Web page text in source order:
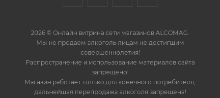
2026 © Онлайн витрина сети магазинов ALCOMAG.
Мы не продаем алкоголь лицам не достигшим
совершеннолетия!
Распространение и использование материалов сайта
запрещено!
Магазин работает только для конечного потребителя,
дальнейшая перепродажа алкоголя запрещена!